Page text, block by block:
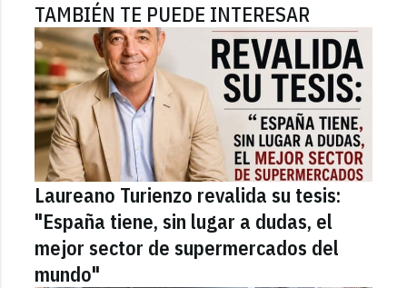
TAMBIÉN TE PUEDE INTERESAR
Laureano Turienzo revalida su tesis:
"España tiene, sin lugar a dudas, el
mejor sector de supermercados del
mundo"